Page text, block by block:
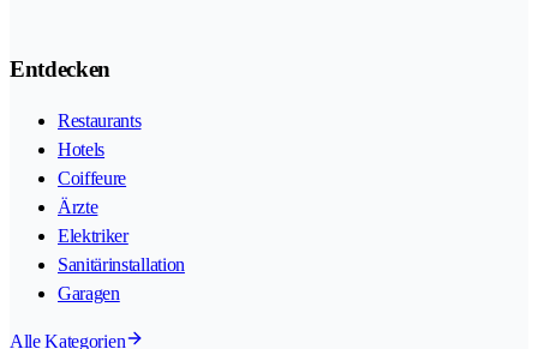
Entdecken
Restaurants
Hotels
Coiffeure
Ärzte
Elektriker
Sanitärinstallation
Garagen
Alle Kategorien